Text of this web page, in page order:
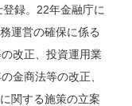
録。22年金融庁に
運営の確保に係る
改正、投資運用業
金商法等の改正、
関する施策の立案